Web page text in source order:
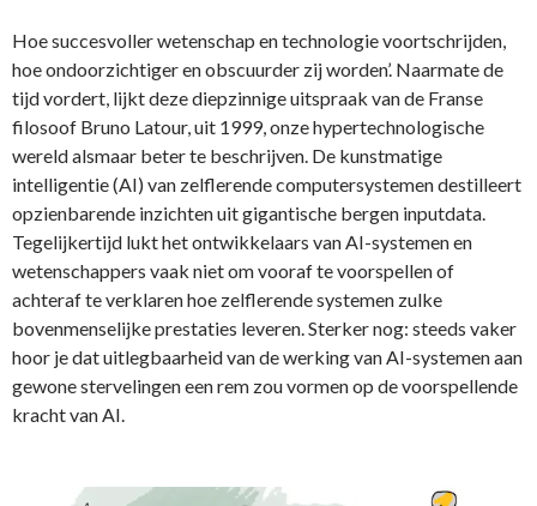
Hoe succesvoller wetenschap en technologie voortschrijden,
hoe ondoorzichtiger en obscuurder zij worden’. Naarmate de
tijd vordert, lijkt deze diepzinnige uitspraak van de Franse
filosoof Bruno Latour, uit 1999, onze hypertechnologische
wereld alsmaar beter te beschrijven. De kunstmatige
intelligentie (AI) van zelflerende computersystemen destilleert
opzienbarende inzichten uit gigantische bergen inputdata.
Tegelijkertijd lukt het ontwikkelaars van AI-systemen en
wetenschappers vaak niet om vooraf te voorspellen of
achteraf te verklaren hoe zelflerende systemen zulke
bovenmenselijke prestaties leveren. Sterker nog: steeds vaker
hoor je dat uitlegbaarheid van de werking van AI-systemen aan
gewone stervelingen een rem zou vormen op de voorspellende
kracht van AI.